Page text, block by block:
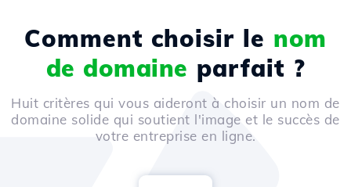
Comment choisir le nom
de domaine parfait ?
Huit critères qui vous aideront à choisir un nom de
domaine solide qui soutient l'image et le succès de
votre entreprise en ligne.